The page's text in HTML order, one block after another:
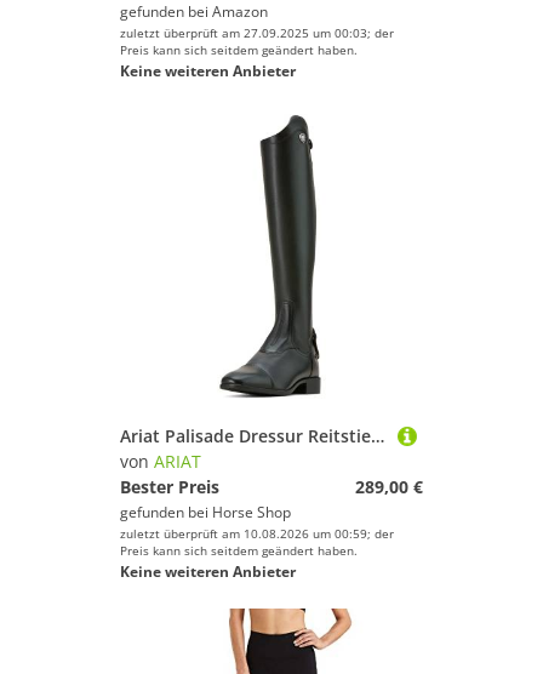
gefunden bei Amazon
zuletzt überprüft am 27.09.2025 um 00:03; der
Preis kann sich seitdem geändert haben.
Keine weiteren Anbieter
Ariat Palisade Dressur Reitstiefel Damen
von ARIAT
Bester Preis
289,00 €
gefunden bei Horse Shop
zuletzt überprüft am 10.08.2026 um 00:59; der
Preis kann sich seitdem geändert haben.
Keine weiteren Anbieter